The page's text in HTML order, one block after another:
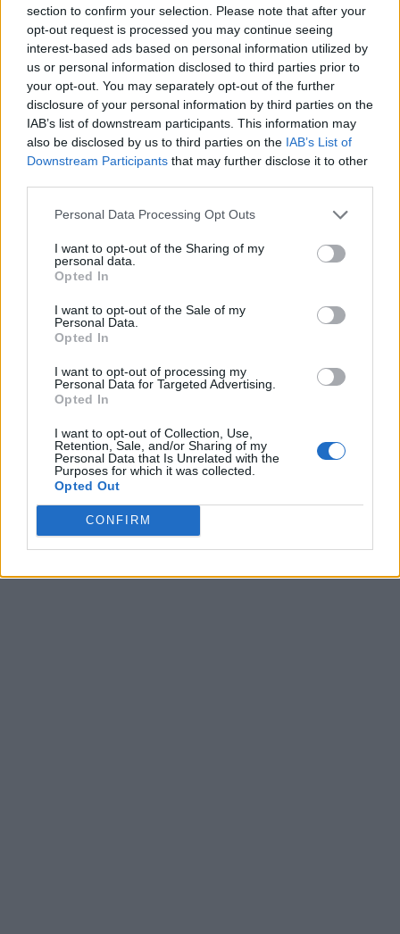
section to confirm your selection. Please note that after your
opt-out request is processed you may continue seeing
interest-based ads based on personal information utilized by
us or personal information disclosed to third parties prior to
your opt-out. You may separately opt-out of the further
disclosure of your personal information by third parties on the
IAB’s list of downstream participants. This information may
also be disclosed by us to third parties on the IAB’s List of
Downstream Participants that may further disclose it to other
Personal Data Processing Opt Outs
I want to opt-out of the Sharing of my
personal data.
Opted In
I want to opt-out of the Sale of my
Personal Data.
Opted In
I want to opt-out of processing my
Personal Data for Targeted Advertising.
Opted In
I want to opt-out of Collection, Use,
Retention, Sale, and/or Sharing of my
Personal Data that Is Unrelated with the
Purposes for which it was collected.
Opted Out
CONFIRM
LoL
VALORANT
Wideo
Esport
LEC
Znajdziesz nas na: